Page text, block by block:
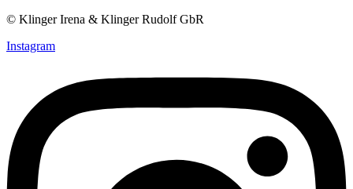
© Klinger Irena & Klinger Rudolf GbR
Instagram